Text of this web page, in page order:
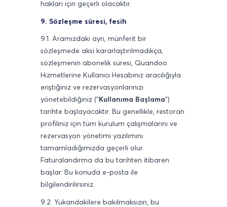
hakları için geçerli olacaktır.
9. Sözleşme süresi, fesih
9.1. Aramızdaki ayrı, münferit bir
sözleşmede aksi kararlaştırılmadıkça,
sözleşmenin abonelik süresi, Quandoo
Hizmetlerine Kullanıcı Hesabınız aracılığıyla
eriştiğiniz ve rezervasyonlarınızı
yönetebildiğiniz ("Kullanıma Başlama")
tarihte başlayacaktır. Bu genellikle, restoran
profiliniz için tüm kurulum çalışmalarını ve
rezervasyon yönetimi yazılımını
tamamladığımızda geçerli olur.
Faturalandırma da bu tarihten itibaren
başlar. Bu konuda e-posta ile
bilgilendirilirsiniz.
9.2. Yukarıdakilere bakılmaksızın, bu